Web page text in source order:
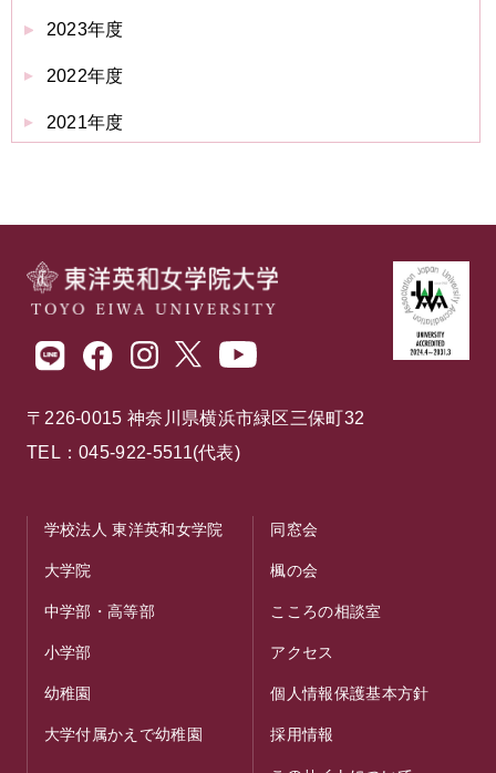
2023年度
2022年度
2021年度
〒226-0015 神奈川県横浜市緑区三保町32
TEL：045-922-5511(代表)
学校法人 東洋英和女学院
大学院
中学部・高等部
小学部
幼稚園
大学付属かえで幼稚園
同窓会
楓の会
こころの相談室
アクセス
個人情報保護基本方針
採用情報